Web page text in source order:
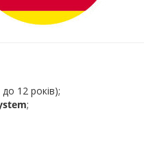
12 років);
;